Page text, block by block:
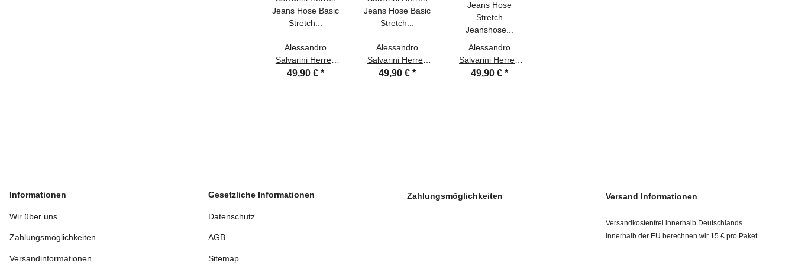
Alessandro
Salvarini Herren
Jeans Hose Basic
49,90 €*
Alessandro
Salvarini Herren
Jeans Hose Basic
49,90 €*
Alessandro
Salvarini Herren
Jeans Hose
49,90 € *
Informationen
Wir über uns
Zahlungsmöglichkeiten
Versandinformationen
Gesetzliche Informationen
Datenschutz
AGB
Sitemap
Zahlungsmöglichkeiten Versand Informationen
Versandkostenfrei innerhalb Deutschlands.
Innerhalb der EU berechnen wir 15 € pro Paket.